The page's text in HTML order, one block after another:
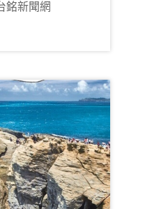
銘新聞網